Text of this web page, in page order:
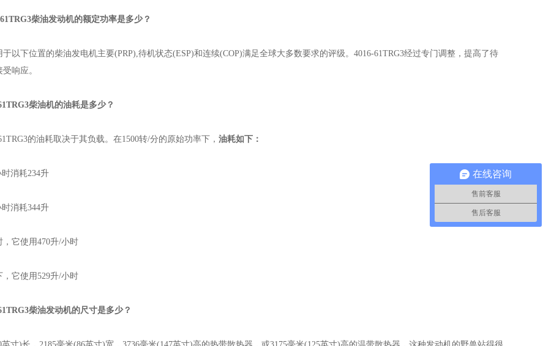
柴油发动机的额定功率是多少？
下位置的柴油发电机主要(PRP),待机状态(ESP)和连续(COP)满足全球大多数要求的评级。4016-61TRG3经过专门调整，提高了待
响应。
柴油机的油耗是多少？
的油耗取决于其负载。在1500转/分的原始功率下， 油耗如下：
消耗234升
消耗344升
它使用470升/小时
它使用529升/小时
柴油发动机的尺寸是多少？
在线咨询
售前客服
售后客服